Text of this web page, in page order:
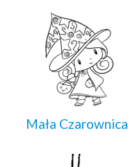
Mała Czarownica